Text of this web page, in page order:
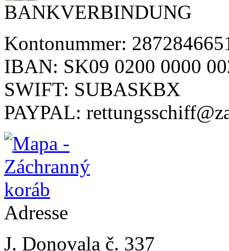
BANKVERBINDUNG
Kontonummer:
IBAN: SK09 0200 0000
SWIFT: SUBASKBX
PAYPAL:
Adresse
J. Donovala č. 337